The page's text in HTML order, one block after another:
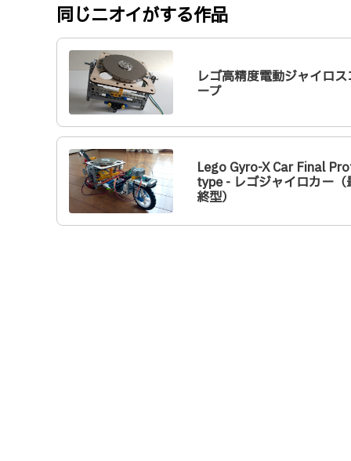
同じニオイがする作品
レゴ高精度電動ジャイロス
ープ
Lego Gyro-X Car Final
type - レゴジャイロカー（
終型）